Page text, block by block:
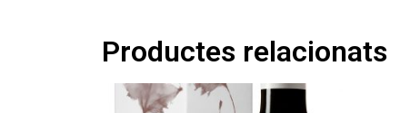
Productes relacionats